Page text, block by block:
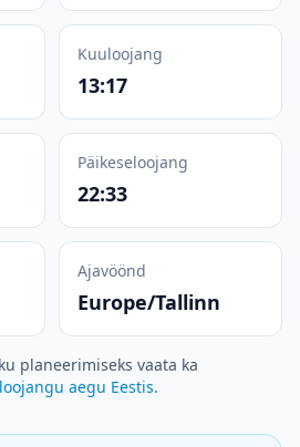
Kuuloojang
13:17
Päikeseloojang
22:33
Ajavöönd
Europe/Tallinn
planeerimiseks vaata ka
aegu Eestis.